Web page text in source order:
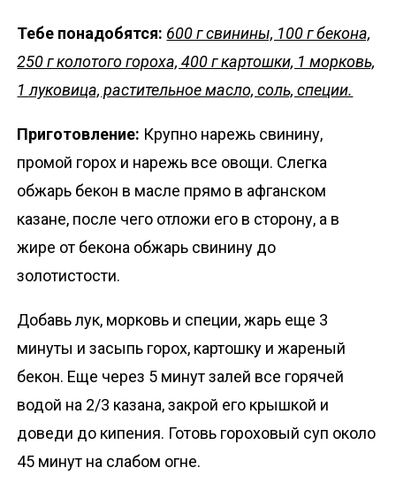
Тебе понадобятся: 600 г свинины, 100 г бекона,
250 г колотого гороха, 400 г картошки, 1 морковь,
1 луковица, растительное масло, соль, специи.
Приготовление: Крупно нарежь свинину,
промой горох и нарежь все овощи. Слегка
обжарь бекон в масле прямо в афганском
казане, после чего отложи его в сторону, а в
жире от бекона обжарь свинину до
золотистости.
Добавь лук, морковь и специи, жарь еще 3
минуты и засыпь горох, картошку и жареный
бекон. Еще через 5 минут залей все горячей
водой на 2/3 казана, закрой его крышкой и
доведи до кипения. Готовь гороховый суп около
45 минут на слабом огне.